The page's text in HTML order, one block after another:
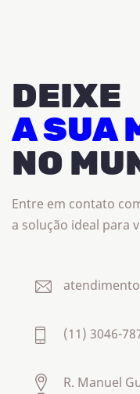
DEIXE
A SUA
NO
Entre em contato
a solução ideal para
(11) 3046-
R. Manuel